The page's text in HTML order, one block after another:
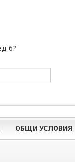
6?
ОБЩИ УСЛОВИЯ